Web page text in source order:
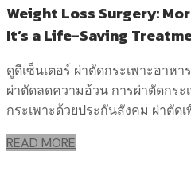
Weight Loss Surgery:
It’s a Life-Saving
ดูดีเซ็นเตอร์ ผ่าตัดกระเพาะอาห
ผ่าตัดลดความอ้วน การผ่าตัดกร
กระเพาะด้วยประกันสังคม ผ่าตั
READ MORE